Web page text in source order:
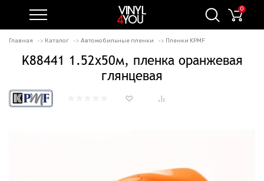
0
Главная Каталог Автомобильные пленки Пленки KPMF
K88441 1.52х50м, пленка оранжевая
глянцевая